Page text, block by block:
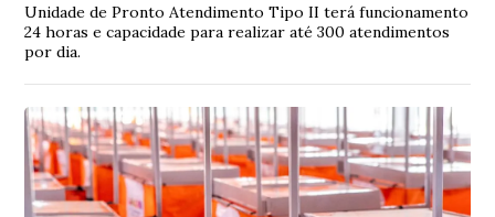
Unidade de Pronto Atendimento Tipo II terá funcionamento
24 horas e capacidade para realizar até 300 atendimentos
por dia.